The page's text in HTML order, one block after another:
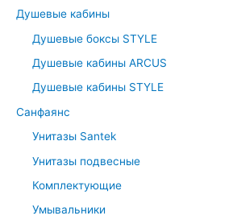
Душевые кабины
Душевые боксы STYLE
Душевые кабины ARCUS
Душевые кабины STYLE
Санфаянс
Унитазы Santek
Унитазы подвесные
Комплектующие
Умывальники